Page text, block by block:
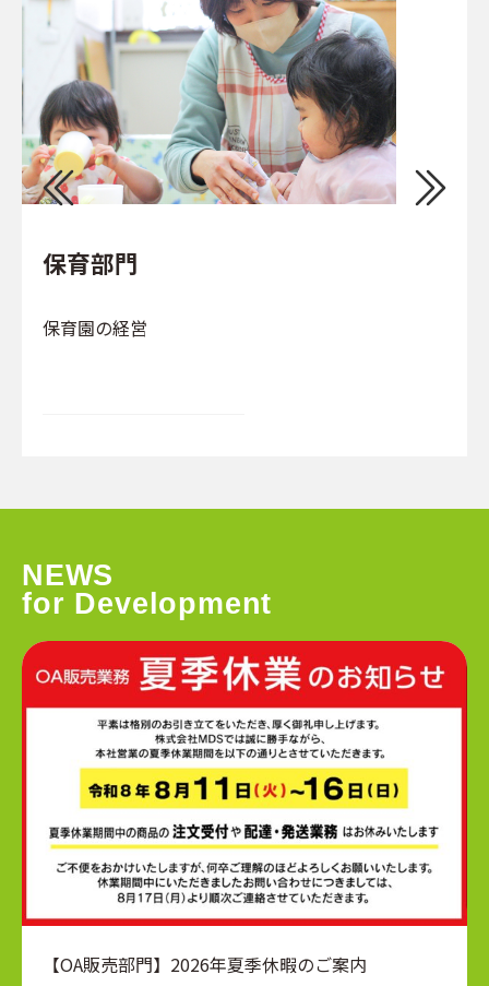
保育部門
保育園の経営
NEWS
for Deve opment
【OA販売部門】2026年夏季休暇のご案内